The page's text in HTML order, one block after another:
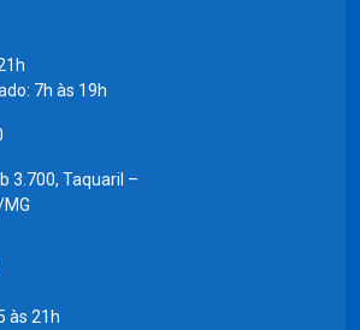
7h às 19h
3.700, Taquaril –
às 21h